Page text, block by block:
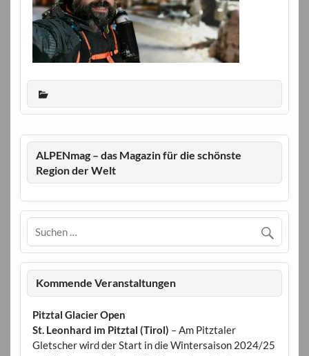
ALPENmag – das Magazin für die schönste
Region der Welt
Kommende Veranstaltungen
Pitztal Glacier Open
St. Leonhard im Pitztal (Tirol) – Am Pitztaler
Gletscher wird der Start in die Wintersaison 2024/25